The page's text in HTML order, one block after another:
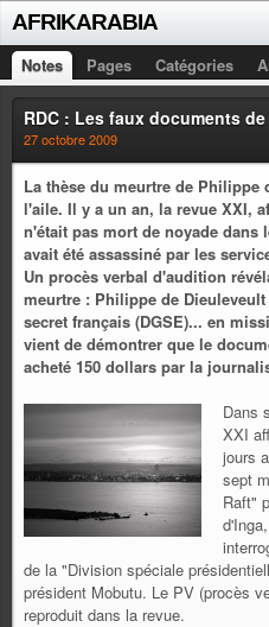
AFRIKARABIA
Notes Pages Catégories
RDC : Les faux documents
27 octobre 2009
La thèse du meurtre de
l'aile. Il y a un an, la revue XXI,
n'était pas mort de noyade dans
avait été assassiné par les
Un procès verbal d'audition
meurtre : Philippe de
secret français (DGSE)... en
vient de démontrer que le
acheté 150 dollars par la
Dans
XXI
jours
sept
Raft"
de la "Division spéciale
président Mobutu. Le PV (procès
reproduit dans la revue.